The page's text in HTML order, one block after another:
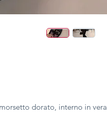
dorato, interno in vera